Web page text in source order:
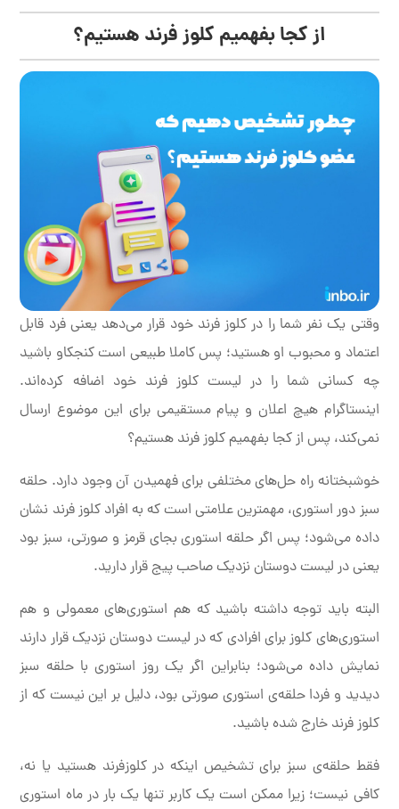
از کجا بفهمیم کلوز فرند هستیم؟
وقتی یک نفر شما را در کلوز فرند خود قرار می‌دهد یعنی فرد قابل
اعتماد و محبوب او هستید؛ پس کاملا طبیعی است کنجکاو باشید
چه کسانی شما را در لیست کلوز فرند خود اضافه کرده‌اند.
اینستاگرام هیچ اعلان و پیام مستقیمی برای این موضوع ارسال
نمی‌کند، پس از کجا بفهمیم کلوز فرند هستیم؟
خوشبختانه راه حل‌های مختلفی برای فهمیدن آن وجود دارد. حلقه
سبز دور استوری، مهمترین علامتی است که به افراد کلوز فرند نشان
داده می‌شود؛ پس اگر حلقه استوری بجای قرمز و صورتی، سبز بود
یعنی در لیست دوستان نزدیک صاحب پیج قرار دارید.
البته باید توجه داشته باشید که هم استوری‌های معمولی و هم
استوری‌های کلوز برای افرادی که در لیست دوستان نزدیک قرار دارند
نمایش داده می‌شود؛ بنابراین اگر یک روز استوری با حلقه سبز
دیدید و فردا حلقه‌ی استوری صورتی بود، دلیل بر این نیست که از
کلوز فرند خارج شده باشید.
فقط حلقه‌ی سبز برای تشخیص اینکه در کلوزفرند هستید یا نه،
کافی نیست؛ زیرا ممکن است یک کاربر تنها یک بار در ماه استوری